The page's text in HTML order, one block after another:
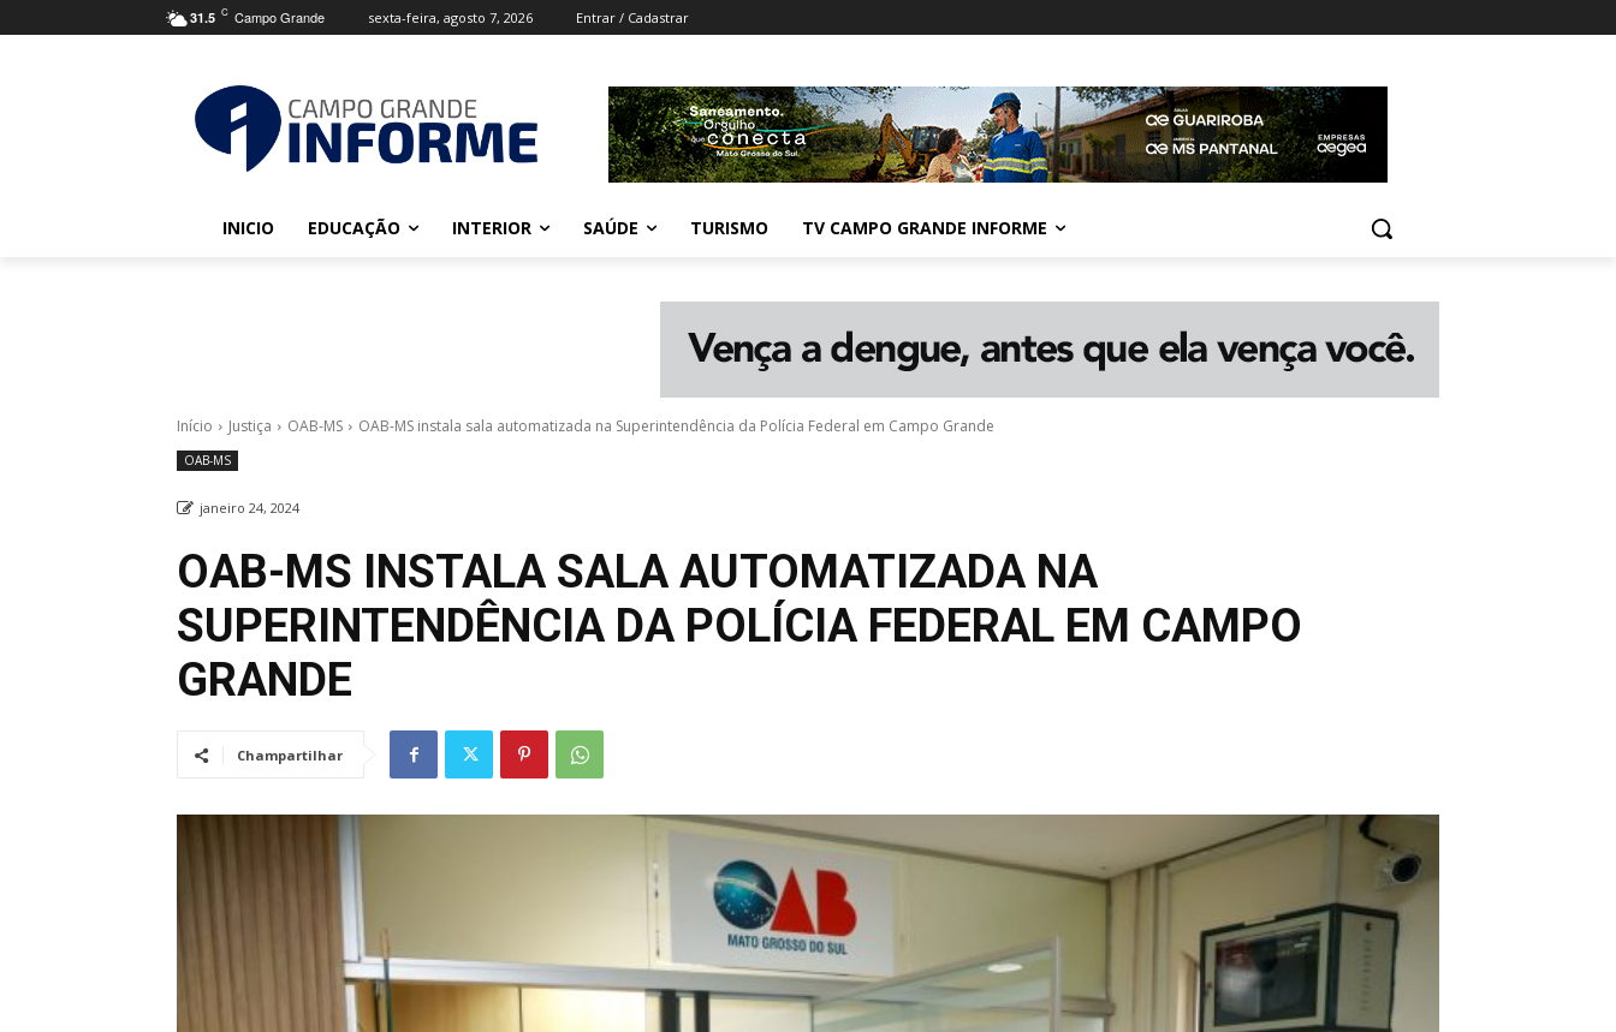
31.5 C Campo Grande sexta-feira, agosto 7, 2026 Entrar / Cadastrar
INICIO EDUCAÇÃO INTERIOR SAÚDE TURISMO TV CAMPO GRANDE INFORME
Início Justiça OAB-MS OAB-MS instala sala automatizada na Superintendência da Polícia Federal em Campo Grande
OAB-MS
janeiro 24, 2024
OAB-MS INSTALA SALA AUTOMATIZADA NA
SUPERINTENDÊNCIA DA POLÍCIA FEDERAL EM CAMPO
GRANDE
Champartilhar